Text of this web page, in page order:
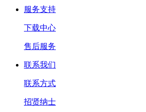
服务支持
下载中心
售后服务
联系我们
联系方式
招贤纳士